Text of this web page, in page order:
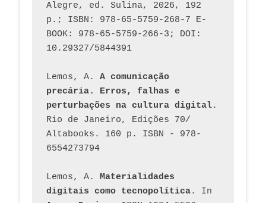
Alegre, ed. Sulina, 2026, 192
p.; ISBN: 978-65-5759-268-7 E-
BOOK: 978-65-5759-266-3; DOI:
10.29327/5844391
Lemos, A. A comunicação
precária. Erros, falhas e
perturbações na cultura digital.
Rio de Janeiro, Edições 70/
Altabooks. 160 p. ISBN - 978-
6554273794
Lemos, A. Materialidades
digitais como tecnopolítica